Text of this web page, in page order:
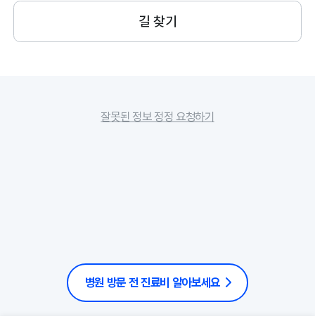
길 찾기
잘못된 정보 정정 요청하기
병원 방문 전 진료비 알아보세요